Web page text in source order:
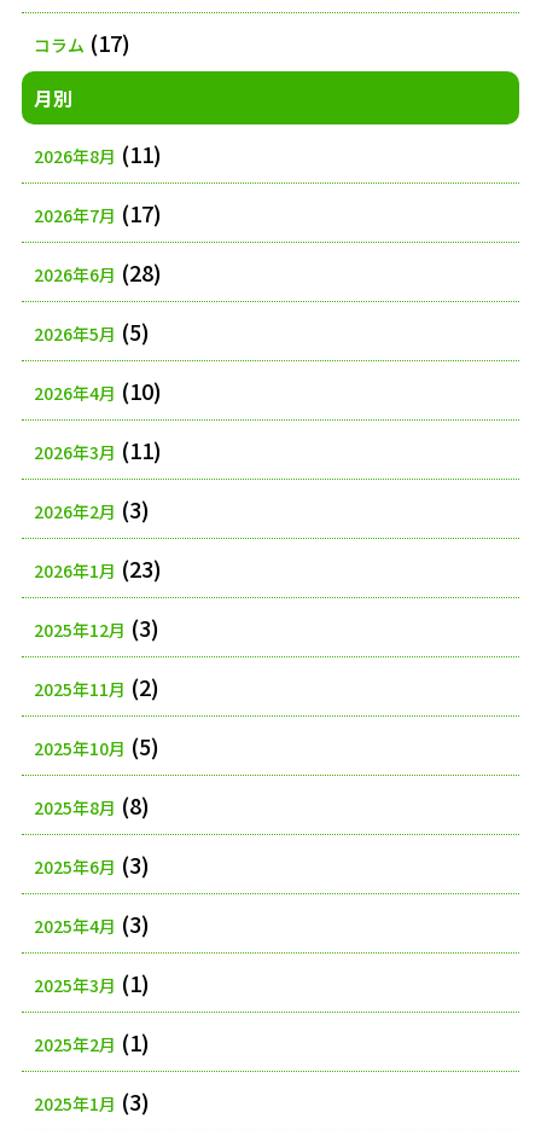
コラム (17)
月別
2026年8月 (11)
2026年7月 (17)
2026年6月 (28)
2026年5月 (5)
2026年4月 (10)
2026年3月 (11)
2026年2月 (3)
2026年1月 (23)
2025年12月 (3)
2025年11月 (2)
2025年10月 (5)
2025年8月 (8)
2025年6月 (3)
2025年4月 (3)
2025年3月 (1)
2025年2月 (1)
2025年1月 (3)